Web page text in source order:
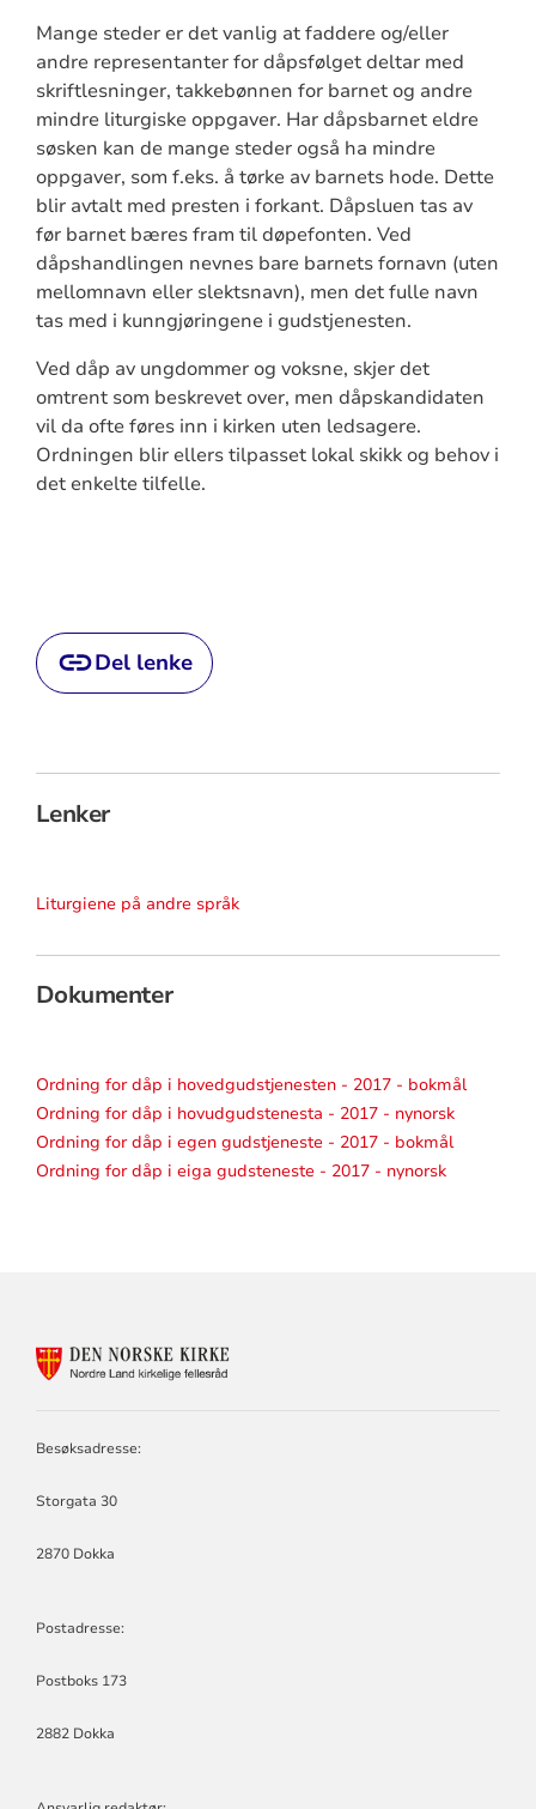
Mange steder er det vanlig at faddere og/eller
andre representanter for dåpsfølget deltar med
skriftlesninger, takkebønnen for barnet og andre
mindre liturgiske oppgaver. Har dåpsbarnet eldre
søsken kan de mange steder også ha mindre
oppgaver, som f.eks. å tørke av barnets hode. Dette
blir avtalt med presten i forkant. Dåpsluen tas av
før barnet bæres fram til døpefonten. Ved
dåpshandlingen nevnes bare barnets fornavn (uten
mellomnavn eller slektsnavn), men det fulle navn
tas med i kunngjøringene i gudstjenesten.
Ved dåp av ungdommer og voksne, skjer det
omtrent som beskrevet over, men dåpskandidaten
vil da ofte føres inn i kirken uten ledsagere.
Ordningen blir ellers tilpasset lokal skikk og behov i
det enkelte tilfelle.
Del lenke
Lenker
Liturgiene på andre språk
Dokumenter
Ordning for dåp i hovedgudstjenesten - 2017 - bokmål
Ordning for dåp i hovudgudstenesta - 2017 - nynorsk
Ordning for dåp i egen gudstjeneste - 2017 - bokmål
Ordning for dåp i eiga gudsteneste - 2017 - nynorsk
Besøksadresse:
Storgata 30
2870 Dokka
Postadresse:
Postboks 173
2882 Dokka